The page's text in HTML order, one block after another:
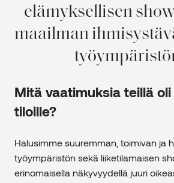
elämyksellisen
maailman
Mitä vaatimuksia teillä
tiloille?
Halusimme suuremman, toimivan ja
työympäristön sekä liiketilamaisen
erinomaisella näkyvyydellä juuri